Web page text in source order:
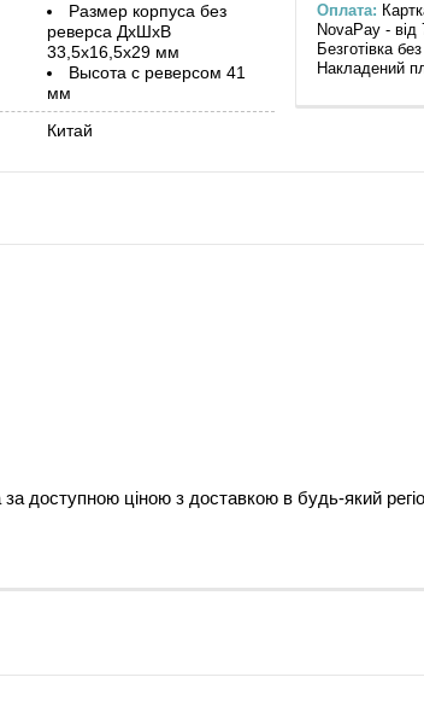
Оплата:
NovaPay - від
Безготівка
Накладений
Размер корпуса без
реверса ДхШхВ
33,5х16,5х29 мм
Высота с реверсом 41
мм
Китай
за доступною ціною з доставкою в будь-який